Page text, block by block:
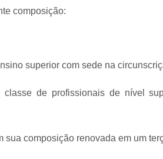
composição:
superior com sede na
de profissionais de nível
sua composição renovada em um